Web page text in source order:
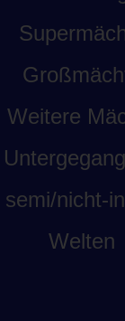
Weitere
semi/nicht-
Welten